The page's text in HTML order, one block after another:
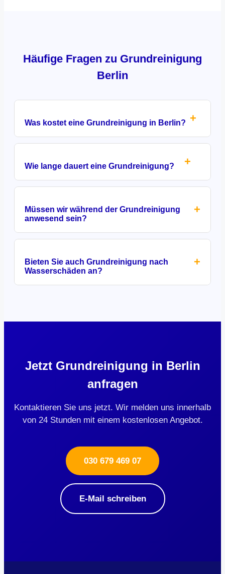
Häufige Fragen zu Grundreinigung
Berlin
Was kostet eine Grundreinigung in Berlin? +
Wie lange dauert eine Grundreinigung? +
Müssen wir während der Grundreinigung
anwesend sein?
+
Bieten Sie auch Grundreinigung nach
Wasserschäden an?
+
Jetzt Grundreinigung in Berlin
anfragen
Kontaktieren Sie uns jetzt. Wir melden uns innerhalb
von 24 Stunden mit einem kostenlosen Angebot.
030 679 469 07
E-Mail schreiben